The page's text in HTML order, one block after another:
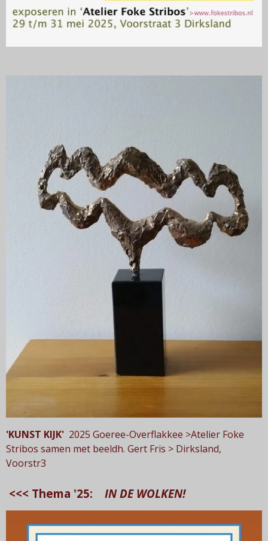
'KUNST KIJK' 2025 Goeree-Overflakkee >Atelier Foke
Stribos samen met beeldh. Gert Fris > Dirksland,
Voorstr3
<<< Thema '25: IN DE WOLKEN!